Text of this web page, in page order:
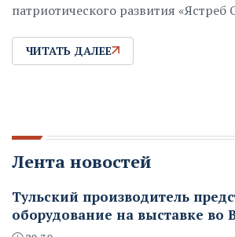
патриотического развития «Ястреб
ЧИТАТЬ ДАЛЕЕ
Лента новостей
Тульский производитель
оборудование на выставке во